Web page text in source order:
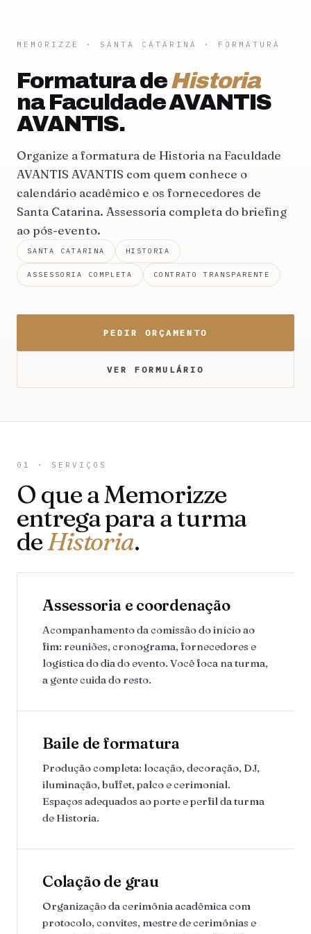
MEMORIZZE · SANTA CATARINA · FORMATURA
Formatura deHistoria
na Faculdade AVANTIS
AVANTIS.
Organize a formatura de Historia na Faculdade
AVANTIS AVANTIS com quem conhece o
calendário acadêmico e os fornecedores de
Santa Catarina. Assessoria completa do briefing
ao pós-evento.
SANTA CATARINA HISTORIA
ASSESSORIA COMPLETA CONTRATO TRANSPARENTE
PEDIR ORÇAMENTO
VER FORMULÁRIO
01 · SERVIÇOS
O que a Memorizze
entrega para a turma
deHistoria.
Assessoria e coordenação
Acompanhamento da comissão do início ao
fim: reuniões, cronograma, fornecedores e
logística do dia do evento. Você foca na turma,
a gente cuida do resto.
Baile de formatura
Produção completa: locação, decoração, DJ,
iluminação, buffet, palco e cerimonial.
Espaços adequados ao porte e perfil da turma
de Historia.
Colação de grau
Organização da cerimônia acadêmica com
protocolo, convites, mestre de cerimônias e